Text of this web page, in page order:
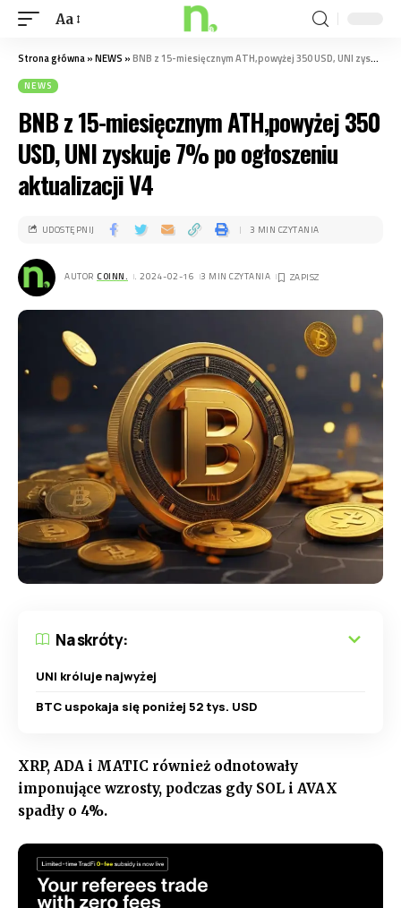
Aa
Strona główna»NEWS »BNB z 15-miesięcznym ATH,powyżej 350 USD, UNI zyskuje 7% po ogłoszeniu aktualizacji V4
NEWS
BNB z 15-miesięcznym ATH,powyżej 350
USD, UNI zyskuje 7% po ogłoszeniu
aktualizacji V4
AUTOR COINN. . 2024-02-16 3 MIN CZYTANIA
UDOSTĘPNIJ 3 MIN CZYTANIA
Na skróty:
UNI króluje najwyżej
BTC uspokaja się poniżej 52 tys. USD
XRP, ADA i MATIC również odnotowały
imponujące wzrosty, podczas gdy SOL i AVAX
spadły o 4%.